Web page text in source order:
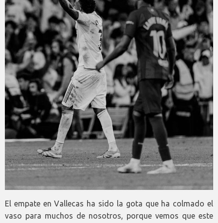
El empate en Vallecas ha sido la gota que ha colmado el
vaso para muchos de nosotros, porque vemos que este